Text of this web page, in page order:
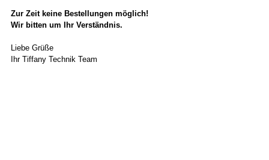
Zur Zeit keine Bestellungen möglich!
Wir bitten um Ihr Verständnis.
Liebe Grüße
Ihr Tiffany Technik Team